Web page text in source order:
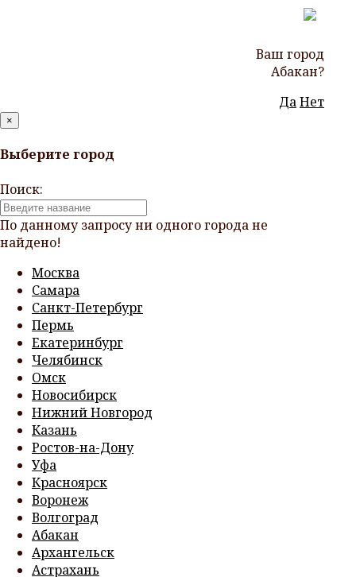
Ваш город
Абакан?
ДаНет
×
Выберите город
Поиск:
По данному запросу ни одного города не
найдено!
Москва
Самара
Санкт-Петербург
Пермь
Екатеринбург
Челябинск
Омск
Новосибирск
Нижний Новгород
Казань
Ростов-на-Дону
Уфа
Красноярск
Воронеж
Волгоград
Абакан
Архангельск
Астрахань